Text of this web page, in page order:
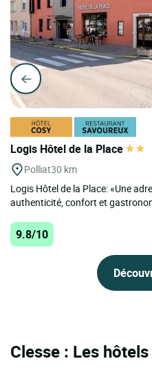
Logis Hôtel de la Place
Polliat30 km
Logis Hôtel de la Place: «Une
authenticité, confort et
9.8/10
Clesse : Les